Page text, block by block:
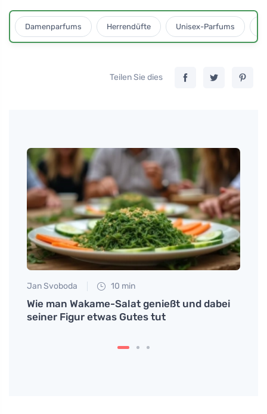
Damenparfums Herrendüfte Unisex-Parfums
Teilen Sie dies
Jan Svoboda 10 min
Wie man Wakame-Salat genießt und dabei
seiner Figur etwas Gutes tut